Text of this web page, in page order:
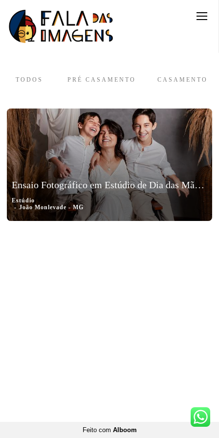
TODOS PRÉ CASAMENTO CASAMENTO
Ensaio Fotográfico em Estúdio de Dia das Mães em João Monlevade, Minas Gerais - Raquel e Família
Estúdio
João Monlevade - MG
Feito com Alboom